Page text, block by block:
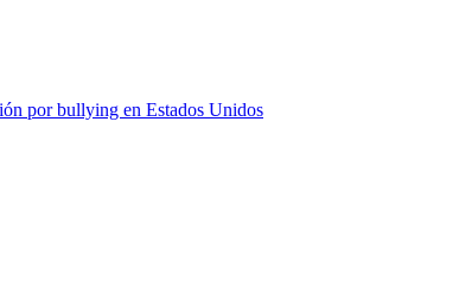
por bullying en Estados Unidos